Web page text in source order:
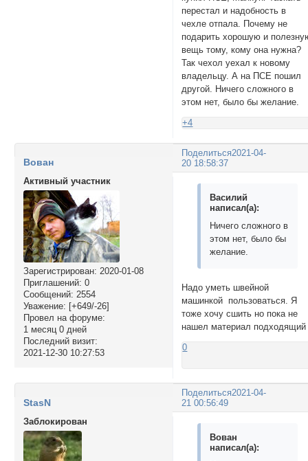
перестал и надобность в
чехле отпала. Почему не
подарить хорошую и
вещь тому, кому она нужна?
Так чехол уехал к новому
владельцу. А на ПСЕ пошил
другой. Ничего сложного в
этом нет, было бы желание.
+4
Поделиться2021-04-
20 18:58:37
Вован
Активный участник
Зарегистрирован: 2020-01-08
Приглашений: 0
Сообщений: 2554
Уважение: [+649/-26]
Провел на форуме:
1 месяц 0 дней
Последний визит:
2021-12-30 10:27:53
Василий
написал(а):
Ничего сложного в
этом нет, было бы
желание.
Надо уметь швейной
машинкой пользоваться. Я
тоже хочу сшить но пока не
нашел материал подходящий
0
Поделиться2021-04-
21 00:56:49
StasN
Заблокирован
Вован
написал(а):